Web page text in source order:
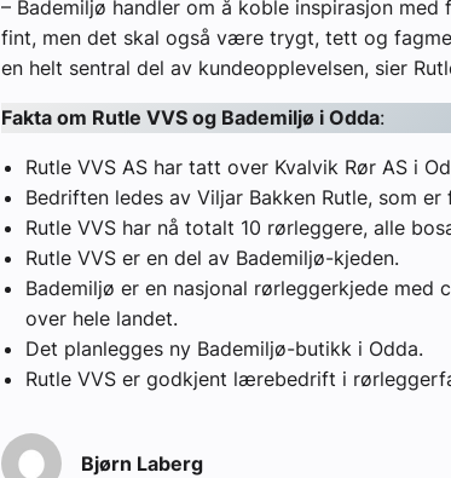
– Bademiljø handler om å koble inspirasjon
fint, men det skal også være trygt, tett og
en helt sentral del av kundeopplevelsen, sier
Fakta om Rutle VVS og Bademiljø i Odda:
Rutle VVS AS har tatt over Kvalvik Rør AS i
Bedriften ledes av Viljar Bakken Rutle, som
Rutle VVS har nå totalt 10 rørleggere, alle
Rutle VVS er en del av Bademiljø-kjeden.
Bademiljø er en nasjonal rørleggerkjede
over hele landet.
Det planlegges ny Bademiljø-butikk i Odda.
Rutle VVS er godkjent lærebedrift i
Bjørn Laberg